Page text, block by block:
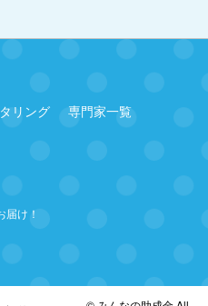
リング
専門家一覧
け！